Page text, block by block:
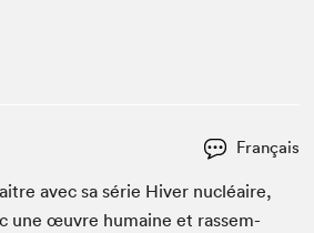
Français
avec sa série Hiv­er nucléaire,
une œuvre humaine et rassem­